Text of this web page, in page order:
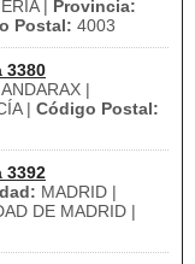
|
Provincia:
Postal: 4003
3380
|
| Código Postal:
3392
MADRID |
DE MADRID |